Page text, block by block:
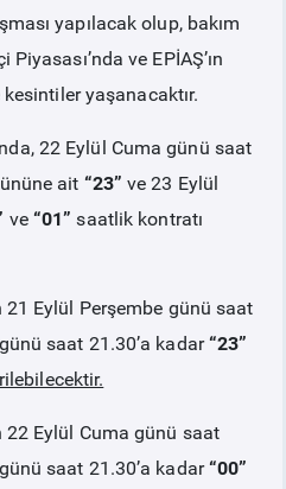
POLİTİKAMIZ
yapılacak olup, bakım
ve EPİAŞ’ın
yaşanacaktır.
22 Eylül Cuma günü saat
ait “23”ve23 Eylül
ve“01” saatlik kontratı
21 Eylül Perşembe günü saat
saat 21.30’a kadar “23”
22 Eylül Cuma günü saat
saat 21.30’a kadar“00”